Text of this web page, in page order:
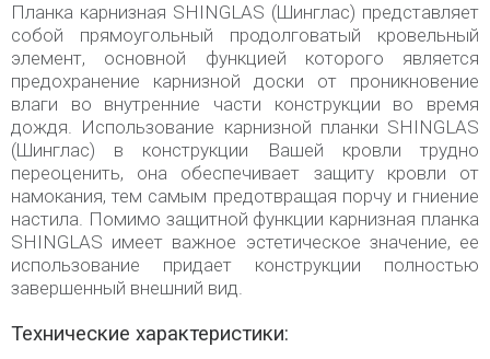
Планка карнизная SHINGLAS (Шинглас) представляет
собой прямоугольный продолговатый кровельный
элемент, основной функцией которого является
предохранение карнизной доски от проникновение
влаги во внутренние части конструкции во время
дождя. Использование карнизной планки SHINGLAS
(Шинглас) в конструкции Вашей кровли трудно
переоценить, она обеспечивает защиту кровли от
намокания, тем самым предотвращая порчу и гниение
настила. Помимо защитной функции карнизная планка
SHINGLAS имеет важное эстетическое значение, ее
использование придает конструкции полностью
завершенный внешний вид.
Технические характеристики: